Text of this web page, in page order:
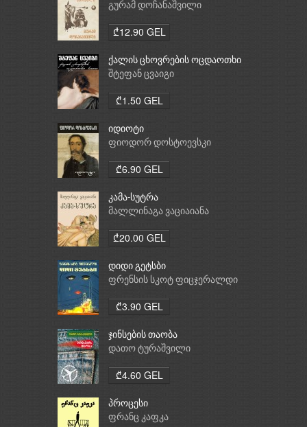
გურამ დოჩანაშვილი
₾12.90 GEL
ქალის ცხოვრების ოცდაოთხი
საათი
შტეფან ცვაიგი
₾1.50 GEL
იდიოტი
ფიოდორ დოსტოევსკი
₾6.90 GEL
კამა-სუტრა
მალლინაგა ვაციაიანა
₾20.00 GEL
დიდი გეტსბი
ფრენსის სკოტ ფიცჯერალდი
₾3.90 GEL
ჯინსების თაობა
დათო ტურაშვილი
₾4.60 GEL
პროცესი
ფრანც კაფკა